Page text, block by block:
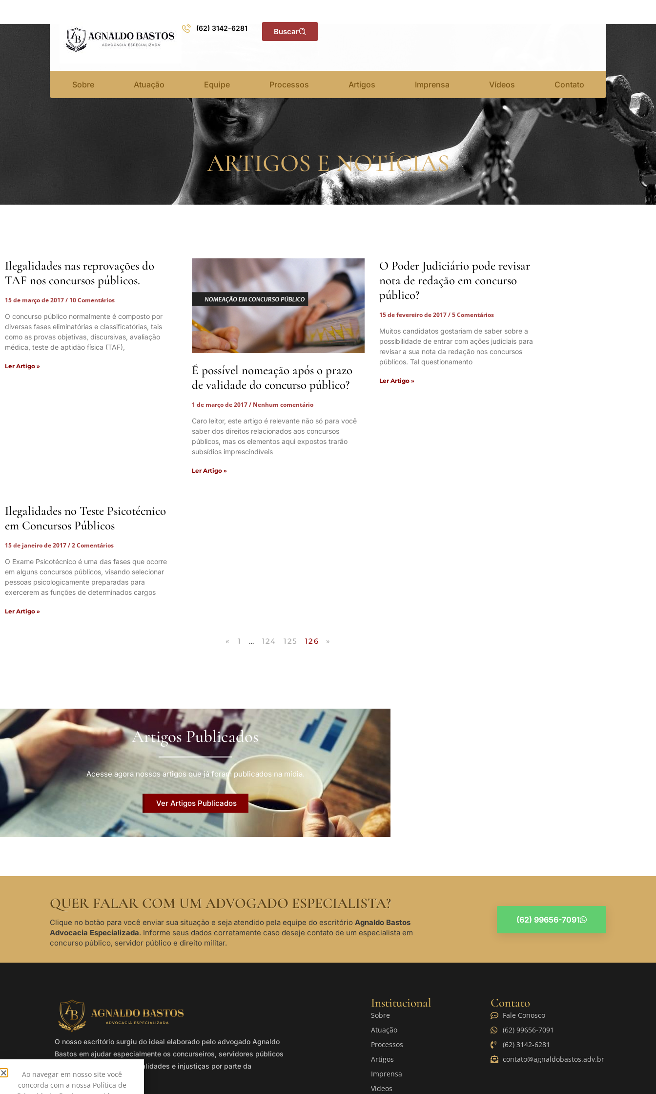
(62) 3142-6281 Buscar
Sobre Atuação Equipe Processos Artigos Imprensa Vídeos Contato
ARTIGOS E NOTÍCIAS
Ilegalidades nas reprovações do
TAF nos concursos públicos.
15 de março de 2017
10 Comentários
O concurso público normalmente é composto por
diversas fases eliminatórias e classificatórias, tais
como as provas objetivas, discursivas, avaliação
médica, teste de aptidão física (TAF),
Ler Artigo »
É possível nomeação após o prazo
de validade do concurso público?
1 de março de 2017 Nenhum comentário
Caro leitor, este artigo é relevante não só para você
saber dos direitos relacionados aos concursos
públicos, mas os elementos aqui expostos trarão
subsídios imprescindíveis
Ler Artigo »
O Poder Judiciário pode revisar
nota de redação em concurso
público?
15 de fevereiro de 2017 5 Comentários
Muitos candidatos gostariam de saber sobre a
possibilidade de entrar com ações judiciais para
revisar a sua nota da redação nos concursos
públicos. Tal questionamento
Ler Artigo »
Ilegalidades no Teste Psicotécnico
em Concursos Públicos
15 de janeiro de 2017
2 Comentários
O Exame Psicotécnico é uma das fases que ocorre
em alguns concursos públicos, visando selecionar
pessoas psicologicamente preparadas para
exercerem as funções de determinados cargos
Ler Artigo »
« 1 … 124 125 126 »
Artigos Publicados
Acesse agora nossos artigos que já foram publicados na mídia.
Ver Artigos Publicados
QUER FALAR COM UM ADVOGADO ESPECIALISTA?
Clique no botão para você enviar sua situação e seja atendido pela equipe do escritório Agnaldo Bastos
Advocacia Especializada. Informe seus dados corretamente caso deseje contato de um especialista em
concurso público, servidor público e direito militar.
(62) 99656-7091
O nosso escritório surgiu do ideal elaborado pelo advogado Agnaldo
Bastos em ajudar especialmente os concurseiros, servidores públicos
e militares que sofrem ilegalidades e injustiças por parte da
Administração Pública.
Institucional
Sobre
Atuação
Processos
Artigos
Imprensa
Vídeos
Contato
Fale Conosco
(62) 99656-7091
(62) 3142-6281
contato@agnaldobastos.adv.br
Ao navegar em nosso site você
concorda com a nossa Política de